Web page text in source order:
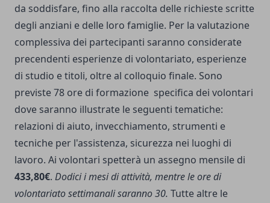
da soddisfare, fino alla raccolta delle richieste scritte
degli anziani e delle loro famiglie. Per la valutazione
complessiva dei partecipanti saranno considerate
precendenti esperienze di volontariato, esperienze
di studio e titoli, oltre al colloquio finale. Sono
previste 78 ore di formazione specifica dei volontari
dove saranno illustrate le seguenti tematiche:
relazioni di aiuto, invecchiamento, strumenti e
tecniche per l'assistenza, sicurezza nei luoghi di
lavoro. Ai volontari spetterà un assegno mensile di
433,80€. Dodici i mesi di attività, mentre le ore di
volontariato settimanali saranno 30. Tutte altre le